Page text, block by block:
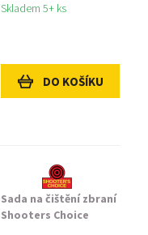
Skladem 5+ ks
DO KOŠÍKU
Sada na čištění zbraní
Shooters Choice